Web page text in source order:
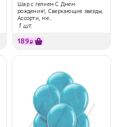
Шар с гелием С Днем
рождения!, Сверкающие звезды,
Ассорти, ме...
1 шт.
189₽